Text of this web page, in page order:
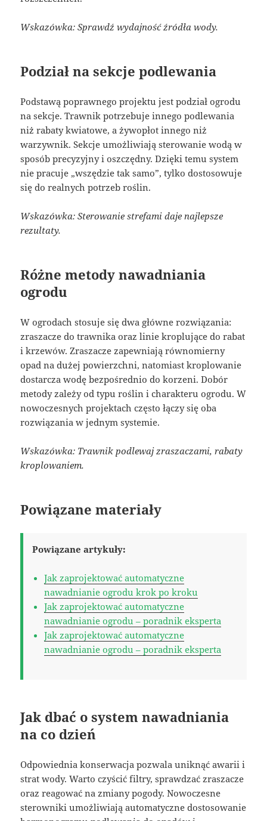
Wskazówka: Sprawdź wydajność źródła wody.
Podział na sekcje podlewania
Podstawą poprawnego projektu jest podział ogrodu
na sekcje. Trawnik potrzebuje innego podlewania
niż rabaty kwiatowe, a żywopłot innego niż
warzywnik. Sekcje umożliwiają sterowanie wodą w
sposób precyzyjny i oszczędny. Dzięki temu system
nie pracuje „wszędzie tak samo”, tylko dostosowuje
się do realnych potrzeb roślin.
Wskazówka: Sterowanie strefami daje najlepsze
rezultaty.
Różne metody nawadniania
ogrodu
W ogrodach stosuje się dwa główne rozwiązania:
zraszacze do trawnika oraz linie kroplujące do rabat
i krzewów. Zraszacze zapewniają równomierny
opad na dużej powierzchni, natomiast kroplowanie
dostarcza wodę bezpośrednio do korzeni. Dobór
metody zależy od typu roślin i charakteru ogrodu. W
nowoczesnych projektach często łączy się oba
rozwiązania w jednym systemie.
Wskazówka: Trawnik podlewaj zraszaczami, rabaty
kroplowaniem.
Powiązane materiały
Powiązane artykuły:
Jak zaprojektować automatyczne
nawadnianie ogrodu krok po kroku
Jak zaprojektować automatyczne
nawadnianie ogrodu – poradnik eksperta
Jak zaprojektować automatyczne
nawadnianie ogrodu – poradnik eksperta
Jak dbać o system nawadniania
na co dzień
Odpowiednia konserwacja pozwala uniknąć awarii i
strat wody. Warto czyścić filtry, sprawdzać zraszacze
oraz reagować na zmiany pogody. Nowoczesne
sterowniki umożliwiają automatyczne dostosowanie